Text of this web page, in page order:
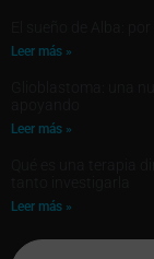
Leer más »
Leer más »
Leer más »